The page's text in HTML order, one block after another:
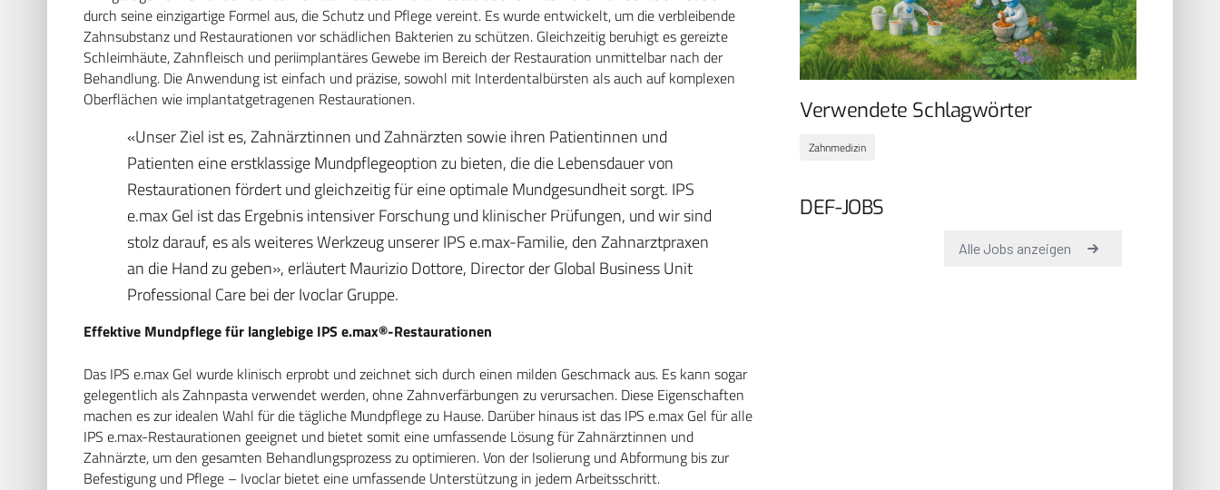
durch seine einzigartige Formel aus, die Schutz und Pflege vereint. Es wurde entwickelt, um die verbleibende
Zahnsubstanz und Restaurationen vor schädlichen Bakterien zu schützen. Gleichzeitig beruhigt es gereizte
Schleimhäute, Zahnfleisch und periimplantäres Gewebe im Bereich der Restauration unmittelbar nach der
Behandlung. Die Anwendung ist einfach und präzise, sowohl mit Interdentalbürsten als auch auf komplexen
Oberflächen wie implantatgetragenen Restaurationen.
«Unser Ziel ist es, Zahnärztinnen und Zahnärzten sowie ihren Patientinnen und
Patienten eine erstklassige Mundpflegeoption zu bieten, die die Lebensdauer von
Restaurationen fördert und gleichzeitig für eine optimale Mundgesundheit sorgt. IPS
e.max Gel ist das Ergebnis intensiver Forschung und klinischer Prüfungen, und wir sind
stolz darauf, es als weiteres Werkzeug unserer IPS e.max-Familie, den Zahnarztpraxen
an die Hand zu geben», erläutert Maurizio Dottore, Director der Global Business Unit
Professional Care bei der Ivoclar Gruppe.
Effektive Mundpflege für langlebige IPS e.max®-Restaurationen
Das IPS e.max Gel wurde klinisch erprobt und zeichnet sich durch einen milden Geschmack aus. Es kann sogar
gelegentlich als Zahnpasta verwendet werden, ohne Zahnverfärbungen zu verursachen. Diese Eigenschaften
machen es zur idealen Wahl für die tägliche Mundpflege zu Hause. Darüber hinaus ist das IPS e.max Gel für alle
IPS e.max-Restaurationen geeignet und bietet somit eine umfassende Lösung für Zahnärztinnen und
Zahnärzte, um den gesamten Behandlungsprozess zu optimieren. Von der Isolierung und Abformung bis zur
Befestigung und Pflege – Ivoclar bietet eine umfassende Unterstützung in jedem Arbeitsschritt.
Verwendete Schlagwörter
Zahnmedizin
DEF-JOBS